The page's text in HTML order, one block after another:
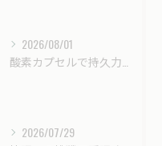
2026/08/01
2026/07/29